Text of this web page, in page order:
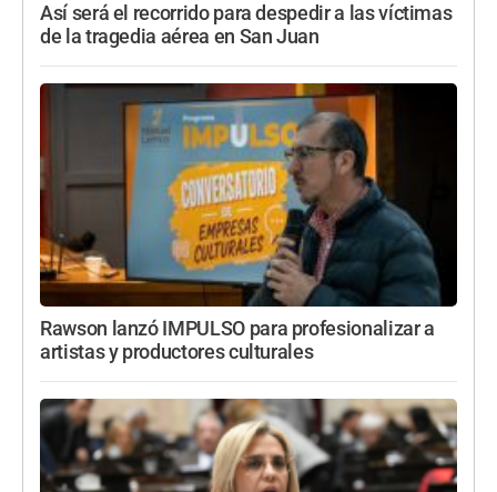
Así será el recorrido para despedir a las víctimas
de la tragedia aérea en San Juan
Rawson lanzó IMPULSO para profesionalizar a
artistas y productores culturales